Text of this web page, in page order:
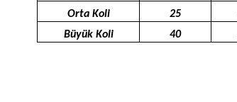
Orta Koli
25
Büyük Koli
40